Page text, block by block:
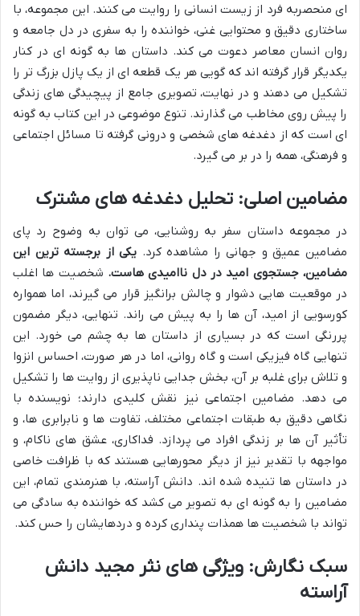
ای منحصربه فرد از زیست انسانی را روایت می کنند. این مجموعه، با
ساختاری دقیق و محتوایی غنی، خواننده را به سفری در دل جامعه و
روان انسان معاصر دعوت می کند. داستان ها به گونه ای در کنار
یکدیگر قرار گرفته اند که گویی هر یک قطعه ای از یک پازل بزرگ تر را
تشکیل می دهند و در نهایت، تصویری جامع از پیچیدگی های زندگی
را پیش روی مخاطب می گذارند. تنوع موضوعی در این کتاب به گونه
ای است که از دغدغه های شخصی و درونی گرفته تا مسائل اجتماعی
و فرهنگی، همه را در بر می گیرد.
مضامین اصلی: تحلیل دغدغه های مشترک
در مجموعه داستان سفر به روشنایی، می توان به وضوح رد پای
مضامین عمیق و جهانی را مشاهده کرد. یکی از برجسته ترین این
مضامین، جستجوی امید در دل ناامیدی هاست. شخصیت ها اغلب
در موقعیت هایی دشوار و چالش برانگیز قرار می گیرند، اما همواره
کورسویی از امید، آن ها را به پیش می راند. تنهایی، دیگر مضمون
پررنگی است که در بسیاری از داستان ها به چشم می خورد. این
تنهایی گاه فیزیکی است و گاه روانی، اما در هر صورت، احساس انزوا
و تلاش برای غلبه بر آن، بخش جدایی ناپذیری از روایت ها را تشکیل
می دهد. مضامین اجتماعی نیز نقش کلیدی دارند؛ نویسنده با
نگاهی دقیق به طبقات اجتماعی مختلف، تفاوت ها و نابرابری ها، و
تأثیر آن ها بر زندگی افراد می پردازد. فداکاری، عشق های ناکام، و
مواجهه با تقدیر نیز از دیگر محورهایی هستند که با ظرافت خاصی
در داستان ها تنیده شده اند. دانش آراسته، با هنرمندی تمام، این
مضامین را به گونه ای به تصویر می کشد که خواننده به سادگی می
تواند با شخصیت ها همذات پنداری کرده و دردهایشان را حس کند.
سبک نگارش: ویژگی های نثر مجید دانش
آراسته